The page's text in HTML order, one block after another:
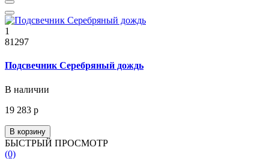
1
81297
Подсвечник Серебряный дождь
В наличии
19 283 р
В корзину
БЫСТРЫЙ ПРОСМОТР
(0)